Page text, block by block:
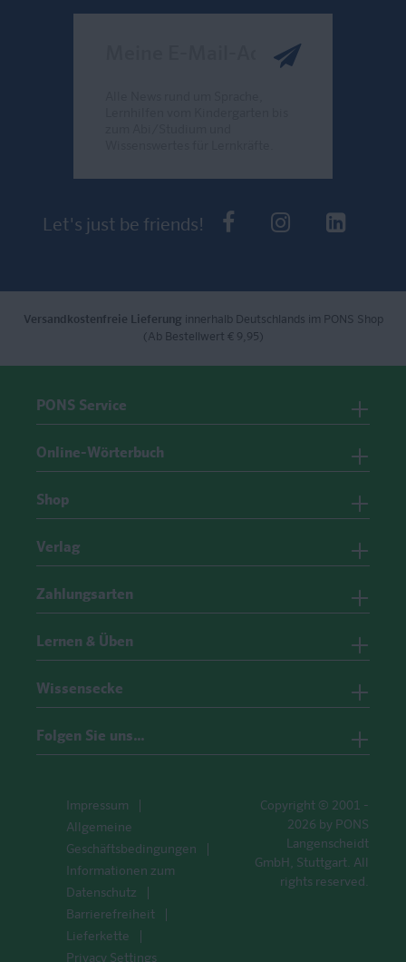
Let's just be friends! PONS beiPONS bei
Versandkostenfreie Lieferung innerhalb Deutschlands im PONS Shop
(Ab Bestellwert € 9,95)
PONS Service
Online-Wörterbuch
Shop
Verlag
Zahlungsarten
Lernen & Üben
Wissensecke
Folgen Sie uns…
Impressum
Allgemeine
Geschäftsbedingungen
Informationen zum
Datenschutz
Barrierefreiheit
Lieferkette
Privacy Settings
Copyright © 2001 -
2026 by PONS
Langenscheidt
GmbH, Stuttgart. All
rights reserved.